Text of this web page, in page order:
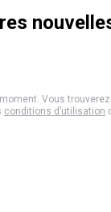
Vous
conditions d’utilisation